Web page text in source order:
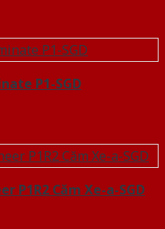
P1-SGD
P1R2 Căm Xe-a-SGD